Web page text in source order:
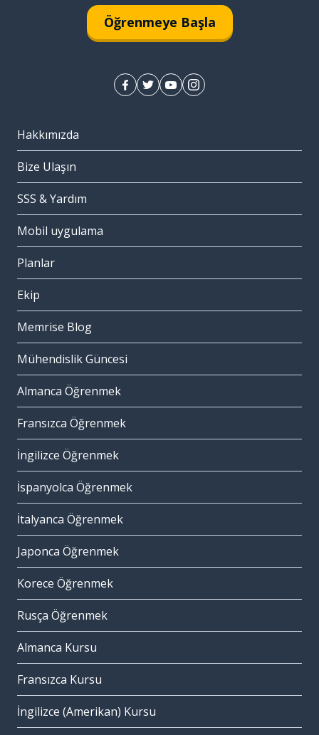
Öğrenmeye Başla
Hakkımızda
Bize Ulaşın
SSS & Yardım
Mobil uygulama
Planlar
Ekip
Memrise Blog
Mühendislik Güncesi
Almanca Öğrenmek
Fransızca Öğrenmek
İngilizce Öğrenmek
İspanyolca Öğrenmek
İtalyanca Öğrenmek
Japonca Öğrenmek
Korece Öğrenmek
Rusça Öğrenmek
Almanca Kursu
Fransızca Kursu
İngilizce (Amerikan) Kursu